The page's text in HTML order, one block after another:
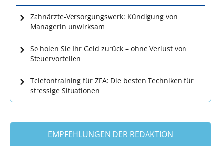
Zahnärzte-Versorgungswerk: Kündigung von
Managerin unwirksam
So holen Sie Ihr Geld zurück – ohne Verlust von
Steuervorteilen
Telefontraining für ZFA: Die besten Techniken für
stressige Situationen
EMPFEHLUNGEN DER REDAKTION